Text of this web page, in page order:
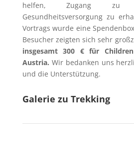
helfen, Zugang zu
Gesundheitsversorgung zu
Vortrags wurde eine
Besucher zeigten sich sehr
insgesamt 300 € für
Austria. Wir bedanken uns
und die Unterstützung.
Galerie zu Trekking